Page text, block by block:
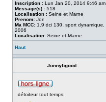
Inscription : Lun Jan 20, 2014 9:46 am
Message(s) : 518
Localisation : Seine et Marne
Prenom: Jon
Ma MCC: 1.9 dci 130, sport dynamique,
2006
Localisation: Seine et Marne
Haut
Jonnybgood
détoiteur tout temps